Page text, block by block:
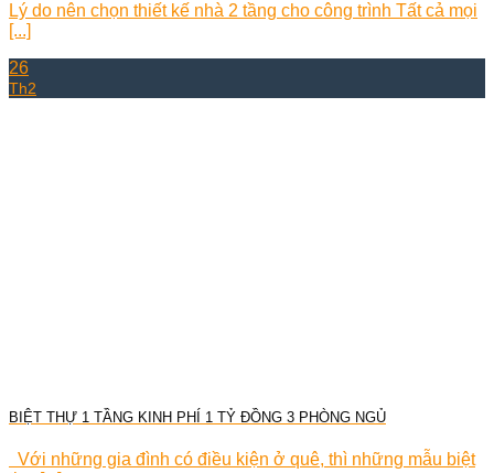
Lý do nên chọn thiết kế nhà 2 tầng cho công trình Tất cả mọi
[...]
26
Th2
BIỆT THỰ 1 TẦNG KINH PHÍ 1 TỶ ĐỒNG 3 PHÒNG NGỦ
Với những gia đình có điều kiện ở quê, thì những mẫu biệt